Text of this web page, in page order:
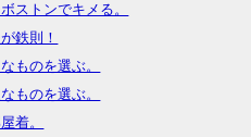
ストンでキメる。
鉄則！
ものを選ぶ。
ものを選ぶ。
着。